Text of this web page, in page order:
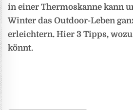
in einer Thermoskanne kann
Winter das Outdoor-Leben
erleichtern. Hier 3 Tipps,
könnt.